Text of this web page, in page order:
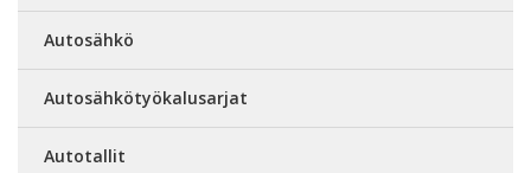
Autosähkö
Autosähkötyökalusarjat
Autotallit